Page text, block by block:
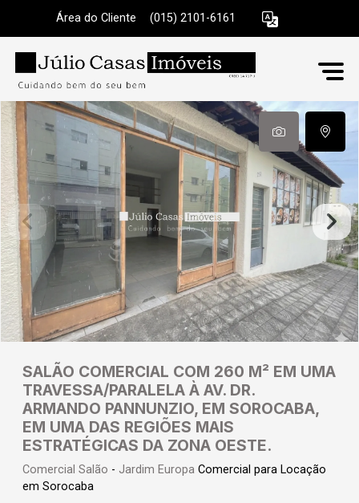
Área do Cliente (015) 2101-6161
SALÃO COMERCIAL COM 260 M² EM UMA
TRAVESSA/PARALELA À AV. DR.
ARMANDO PANNUNZIO, EM SOROCABA,
EM UMA DAS REGIÕES MAIS
ESTRATÉGICAS DA ZONA OESTE.
Comercial Salão - Jardim Europa Comercial para Locação
em Sorocaba